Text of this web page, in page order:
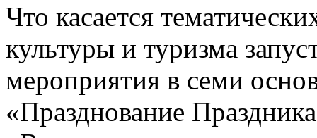
Что касается
культуры и туризма
мероприятия в семи
«Празднование